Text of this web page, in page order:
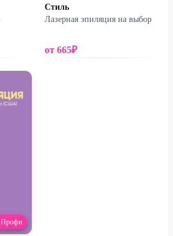
Стиль
Лазерная эпиляция на выбор
от 665₽
Профи